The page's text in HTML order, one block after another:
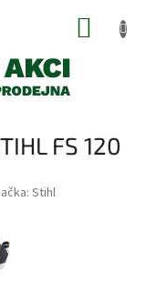
FS 120
Stihl